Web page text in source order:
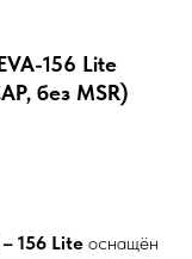
156 Lite
без MSR)
156 Lite оснащён